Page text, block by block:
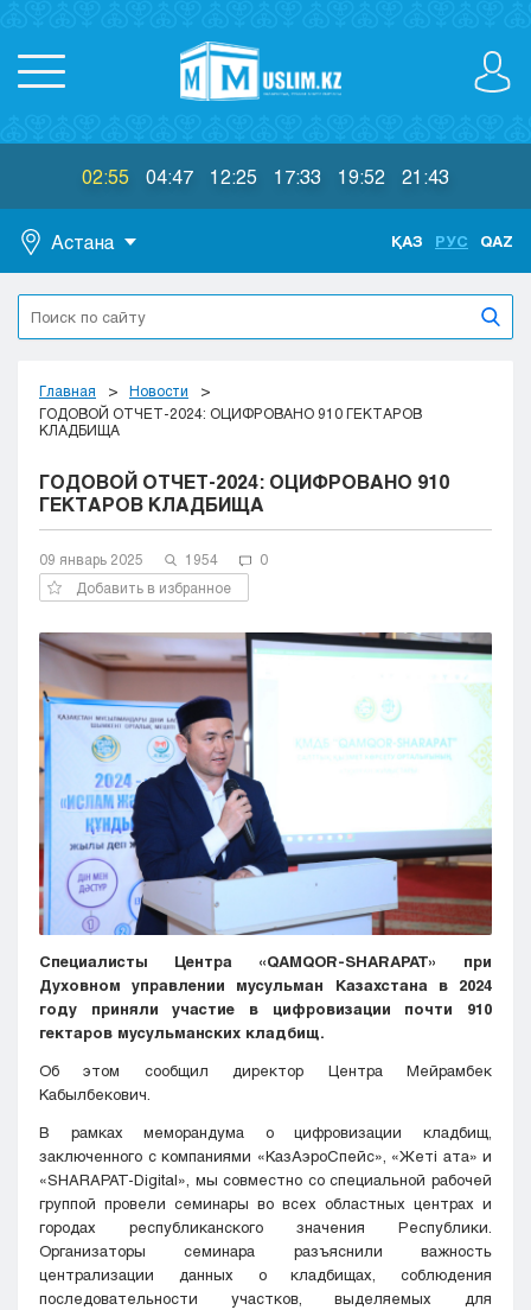
02:55 04:47 12:25 17:33 19:52 21:43
Астана
Астана
Алматы
Актобе
Атырау
Жезказган
Кокшетау
Костанай
Кызылорда
Павлодар
Семей
Талдыкорган
Тараз
Туркестан
Уральск
Усть-Каменогорск
Шымкент
ҚАЗ РУС QAZ
Главная
Новости
ГОДОВОЙ ОТЧЕТ-2024: ОЦИФРОВАНО 910 ГЕКТАРОВ
КЛАДБИЩА
ГОДОВОЙ ОТЧЕТ-2024: ОЦИФРОВАНО 910
ГЕКТАРОВ КЛАДБИЩА
09 январь 2025 1954
0
Добавить в избранное
Специалисты Центра «QAMQOR-SHARAPAT»
при
Духовном
управлении мусульман Казахстана в 2024
году принялиучастие в цифровизации почти
910
гектаров мусульманских кладбищ.
Об
этом сообщил директор Центра
Мейрамбек
Кабылбекович
В рамках меморандума оцифровизации кладбищ
заключенного с компаниями «КазАэроСпейс», «Жеті ата» и
«SHARAPAT-Digital» , мы совместно со специальной рабочей
группой провели семинары во всех областных центрах и
городах
республиканского значения Республики
Организаторысеминара разъяснили
важность
централизации
данных о кладбищах
соблюдения
последовательности
участков,выделяемых
для